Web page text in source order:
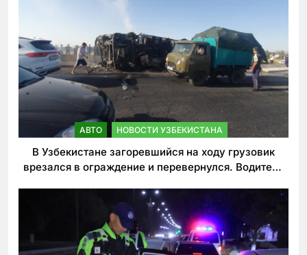
АВТО НОВОСТИ УЗБЕКИСТАНА
В Узбекистане загоревшийся на ходу грузовик
врезался в ограждение и перевернулся. Водитель